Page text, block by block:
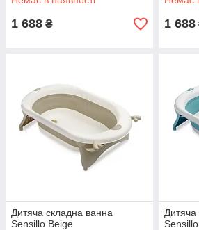
1 688 ₴ 1 688
Дитяча складна ванна
Sensillo Beige
Дитяча